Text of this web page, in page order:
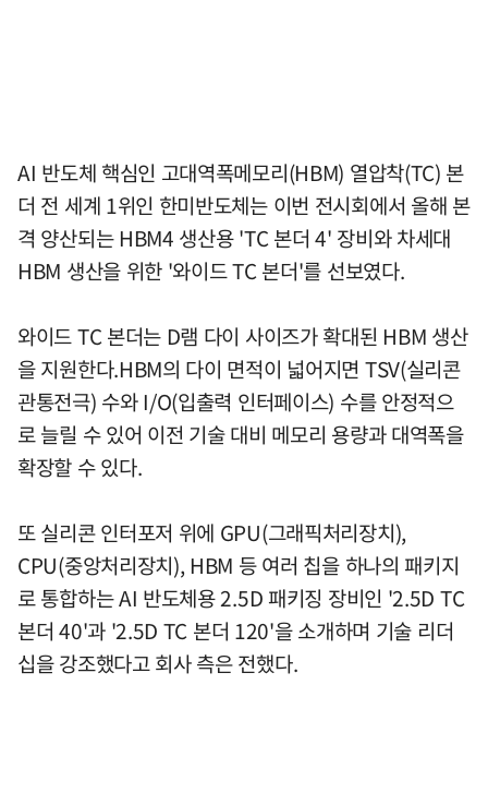
AI 반도체 핵심인 고대역폭메모리(HBM) 열압착(TC) 본
더 전 세계 1위인 한미반도체는 이번 전시회에서 올해 본
격 양산되는 HBM4 생산용 'TC 본더 4' 장비와 차세대
HBM 생산을 위한 '와이드 TC 본더'를 선보였다.
와이드 TC 본더는 D램 다이 사이즈가 확대된 HBM 생산
을 지원한다.HBM의 다이 면적이 넓어지면 TSV(실리콘
관통전극) 수와 I/O(입출력 인터페이스) 수를 안정적으
로 늘릴 수 있어 이전 기술 대비 메모리 용량과 대역폭을
확장할 수 있다.
또 실리콘 인터포저 위에 GPU(그래픽처리장치),
CPU(중앙처리장치), HBM 등 여러 칩을 하나의 패키지
로 통합하는 AI 반도체용 2.5D 패키징 장비인 '2.5D TC
본더 40'과 '2.5D TC 본더 120'을 소개하며 기술 리더
십을 강조했다고 회사 측은 전했다.